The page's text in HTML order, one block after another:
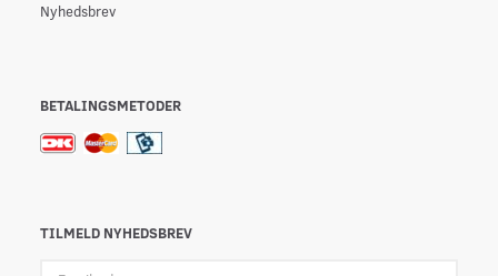
Nyhedsbrev
BETALINGSMETODER
TILMELD NYHEDSBREV